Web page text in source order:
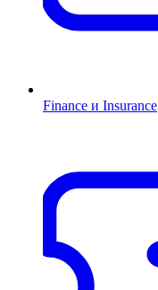
Finance и Insurance